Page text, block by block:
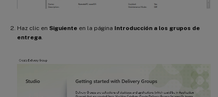
Haz clic en Siguiente en la página Introducción a los grupos de
entrega.